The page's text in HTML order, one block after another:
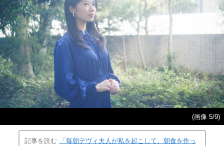
(画像 5/9)
記事を読む
「毎朝デヴィ夫人が私を起こして、朝食を作っ